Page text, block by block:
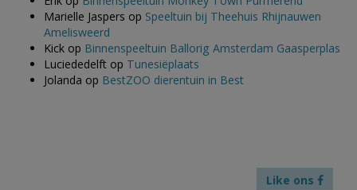
Marielle Jaspers op Speeltuin bij Theehuis Rhijnauwen
Amelisweerd
Kick op Binnenspeeltuin Ballorig Amsterdam Gaasperplas
Luciededelft op Tunesiëplaats
Jolanda op BestZOO dierentuin in Best
Like ons